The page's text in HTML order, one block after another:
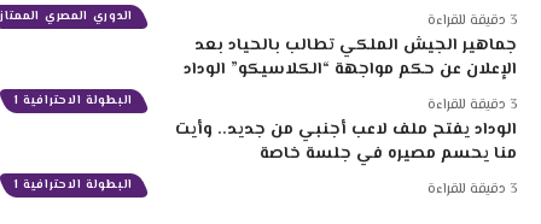
الدوري المصري الممتاز
البطولة الاحترافية 1
جماهير الجيش الملكي تطالب بالحياد بعد
الإعلان عن حكم مواجهة “الكلاسيكو” الوداد
البطولة الاحترافية 1
الوداد يفتح ملف لاعب أجنبي من جديد.. وأيت
منا يحسم مصيره في جلسة خاصة